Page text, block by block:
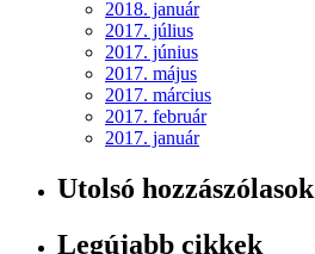
2018. január
2017. július
2017. június
2017. május
2017. március
2017. február
2017. január
Utolsó hozzászólasok
Legújabb cikkek